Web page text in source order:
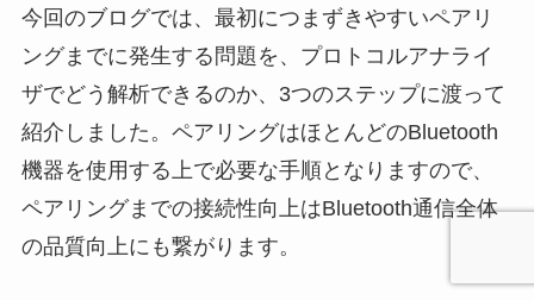
今回のブログでは、最初につまずきやすいペアリ
ングまでに発生する問題を、プロトコルアナライ
ザでどう解析できるのか、3つのステップに渡って
紹介しました。ペアリングはほとんどのBluetooth
機器を使用する上で必要な手順となりますので、
ペアリングまでの接続性向上はBluetooth通信全体
の品質向上にも繋がります。